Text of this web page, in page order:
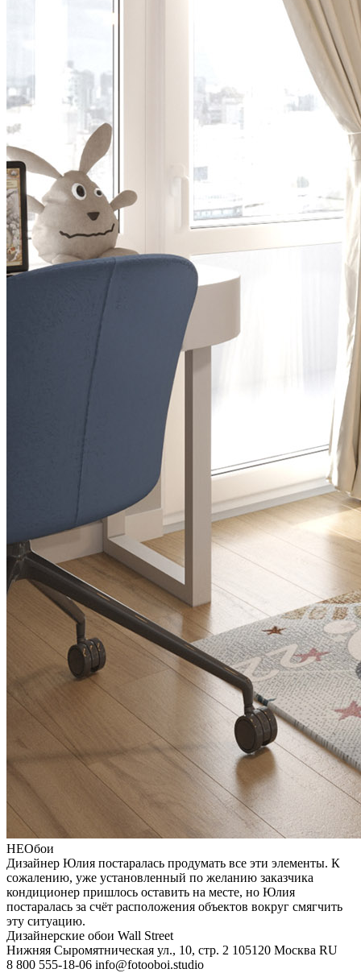
НЕОбои
Дизайнер Юлия постаралась продумать все эти элементы. К
сожалению, уже установленный по желанию заказчика
кондиционер пришлось оставить на месте, но Юлия
постаралась за счёт расположения объектов вокруг смягчить
эту ситуацию.
Дизайнерские обои Wall Street
Нижняя Сыромятническая ул., 10, стр. 2 105120 Москва RU
8 800 555-18-06 info@fotooboi.studio